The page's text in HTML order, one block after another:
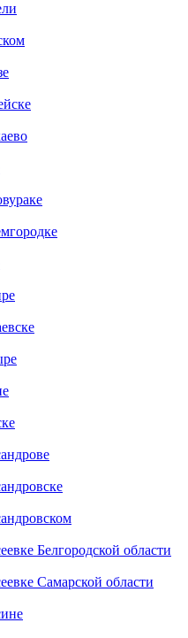
Белгородской области
Самарской области